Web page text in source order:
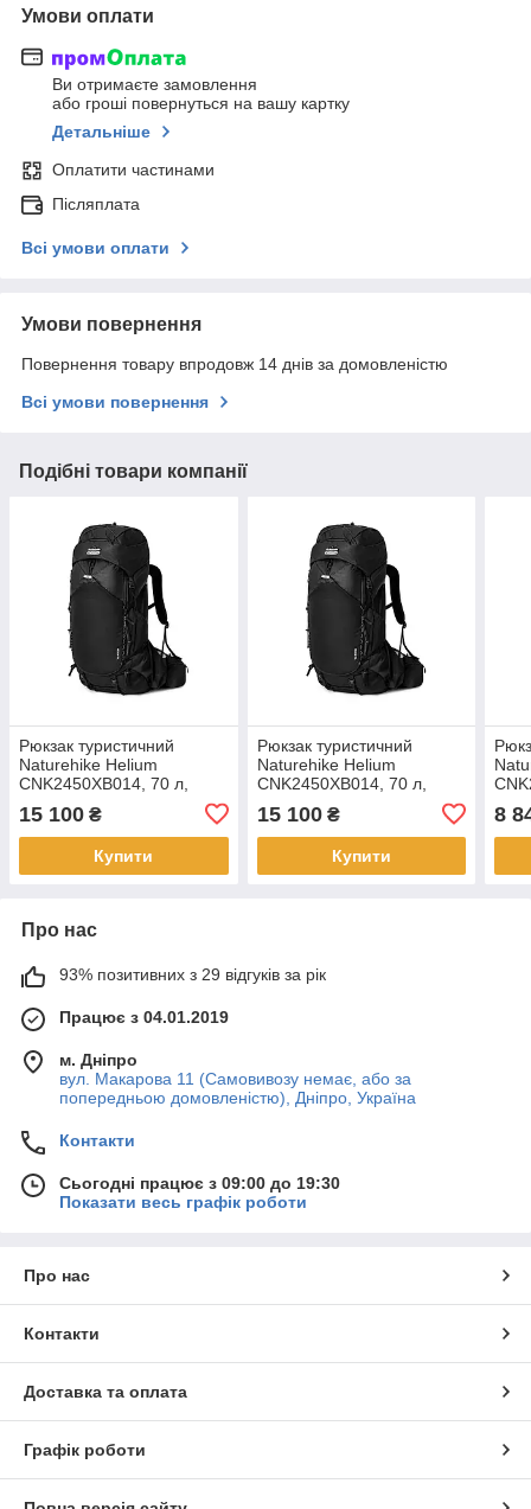
Умови оплати
Ви отримаєте замовлення
або гроші повернуться на вашу картку
Детальніше
Оплатити частинами
Післяплата
Всі умови оплати
Умови повернення
Повернення товару впродовж 14 днів за домовленістю
Всі умови повернення
Подібні товари компанії
Рюкзак туристичний
Naturehike Helium
CNK2450XB014, 70 л,
15 100 ₴
Купити
Рюкзак туристичний
Naturehike Helium
CNK2450XB014, 70 л,
15 100₴
Купити
8
Про нас
93% позитивних з 29 відгуків за рік
Працює з 04.01.2019
м. Дніпро
вул. Макарова 11 (Самовивозу немає, або за
попередньою домовленістю), Дніпро, Україна
Контакти
Сьогодні працює з 09:00 до 19:30
Показати весь графік роботи
Про нас
Контакти
Доставка та оплата
Графік роботи